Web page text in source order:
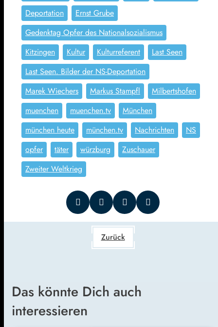
Deportation
Ernst Grube
Gedenktag Opfer des Nationalsozialismus
Kitzingen
Kultur Kulturreferent
Last Seen
Last Seen. Bilder der NS-Deportation
Marek Wiechers
Markus Stampfl
Milbertshofen
muenchen
muenchen.tv
München
münchen heute
münchen.tv Nachrichten
NS
opfer
täter würzburg
Zuschauer
Zweiter Weltkrieg
Zurück
Das könnte Dich auch
interessieren